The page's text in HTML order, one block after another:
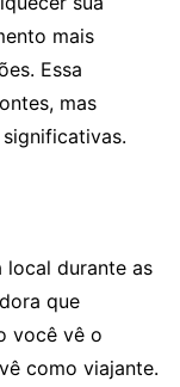
mais
Essa
mas
local durante as
que
você vê o
como viajante.